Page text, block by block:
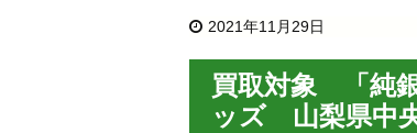
2021年11月29日
買取対象 「純
ッズ 山梨県中